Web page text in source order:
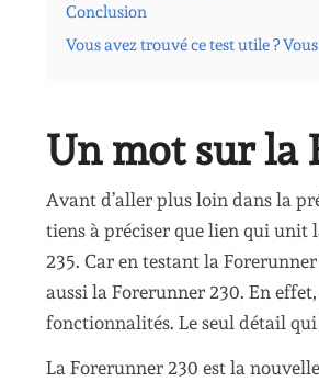
Conclusion
Vous avez trouvé ce test utile ?
Un mot sur la
Avant d’aller plus loin dans la
tiens à préciser que lien qui unit
235. Car en testant la
aussi la Forerunner 230. En effet,
fonctionnalités. Le seul détail
La Forerunner 230 est la